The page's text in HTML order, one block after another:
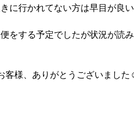
に行かれてない方は早目が良
をする予定でしたが状況が読
客様、ありがとうございまし